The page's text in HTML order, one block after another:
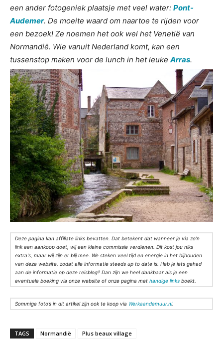
een ander fotogeniek plaatsje met veel water: Pont-
Audemer. De moeite waard om naartoe te rijden voor
een bezoek! Ze noemen het ook wel het Venetië van
Normandië. Wie vanuit Nederland komt, kan een
tussenstop maken voor de lunch in het leukeArras.
Deze pagina kan affiliate links bevatten. Dat betekent dat wanneer je via zo’n
link een aankoop doet, wij een kleine commissie verdienen. Dit kost jou niks
extra's, maar wij zijn er blij mee. We steken veel tijd en energie in het bijhouden
van deze website, zodat alle informatie steeds up to date is. Heb je iets gehad
aan de informatie op deze reisblog? Dan zijn we heel dankbaar als je een
eventuele boeking via onze website of onze pagina met handige links boekt.
Sommige foto’s in dit artikel zijn ook te koop via Werkaandemuur.nl.
TAGS Normandië Plus beaux village